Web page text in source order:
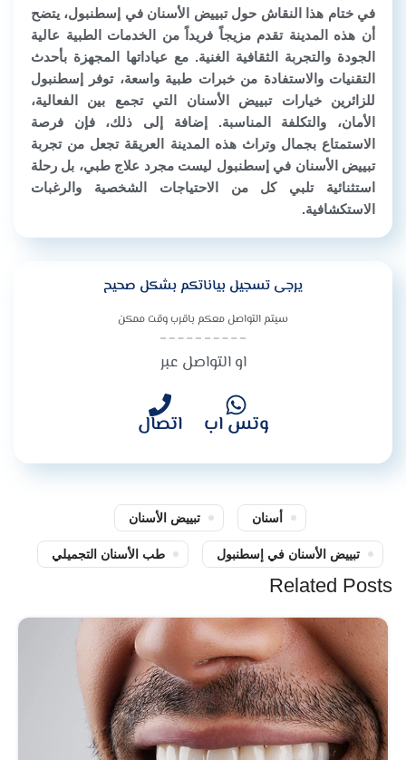
في ختام هذا النقاش حول تبييض الأسنان في إسطنبول، يتضح
أن هذه المدينة تقدم مزيجاً فريداً من الخدمات الطبية عالية
الجودة والتجربة الثقافية الغنية. مع عياداتها المجهزة بأحدث
التقنيات والاستفادة من خبرات طبية واسعة، توفر إسطنبول
للزائرين خيارات تبييض الأسنان التي تجمع بين الفعالية،
الأمان، والتكلفة المناسبة. إضافة إلى ذلك، فإن فرصة
الاستمتاع بجمال وتراث هذه المدينة العريقة تجعل من تجربة
تبييض الأسنان في إسطنبول ليست مجرد علاج طبي، بل رحلة
استثنائية تلبي كل من الاحتياجات الشخصية والرغبات
الاستكشافية.
يرجى تسجيل بياناتكم بشكل صحيح
سيتم التواصل معكم باقرب وقت ممكن
او التواصل عبر
وتس اب اتصال
أسنان تبييض الأسنان
تبييض الأسنان في إسطنبول طب الأسنان التجميلي
Related Posts